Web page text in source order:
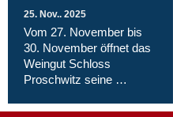
25. Nov.. 2025
Vom 27. November bis
30. November öffnet das
Weingut Schloss
Proschwitz seine …